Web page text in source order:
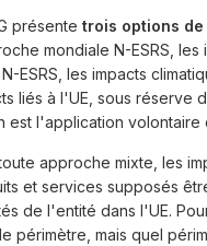
présente trois options
mondiale N-ESRS,
ESRS, les impacts
liés à l'UE, sous réserve
est l'application volontaire
approche mixte, les
et services supposés
de l'entité dans l'UE.
périmètre, mais quel